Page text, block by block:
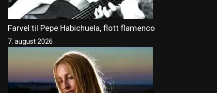
Farvel til Pepe Habichuela, flott flamenco
7. august 2026